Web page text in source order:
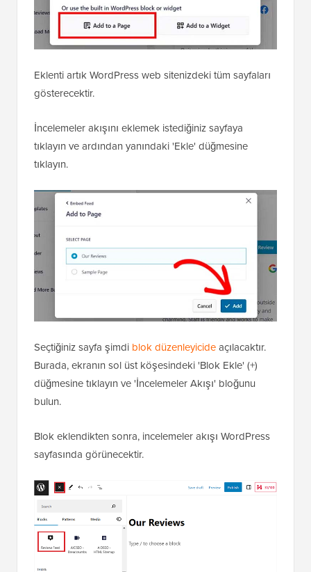
Eklenti artık WordPress web sitenizdeki tüm sayfaları
gösterecektir.
İncelemeler akışını eklemek istediğiniz sayfaya
tıklayın ve ardından yanındaki 'Ekle' düğmesine
tıklayın.
Seçtiğiniz sayfa şimdi blok düzenleyicideaçılacaktır.
Burada, ekranın sol üst köşesindeki 'Blok Ekle' (+)
düğmesine tıklayın ve 'İncelemeler Akışı' bloğunu
bulun.
Blok eklendikten sonra, incelemeler akışı WordPress
sayfasında görünecektir.